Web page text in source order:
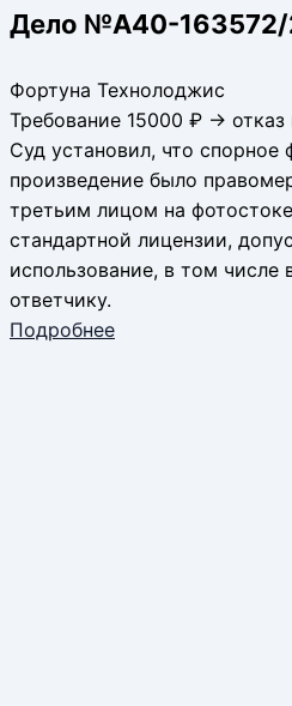
Дело №А40-163572/
Фортуна Технолоджис
Требование 15000 ₽ → отказ
Суд установил, что спорное
произведение было
третьим лицом на
стандартной лицензии,
использование, в том числе
ответчику.
Подробнее